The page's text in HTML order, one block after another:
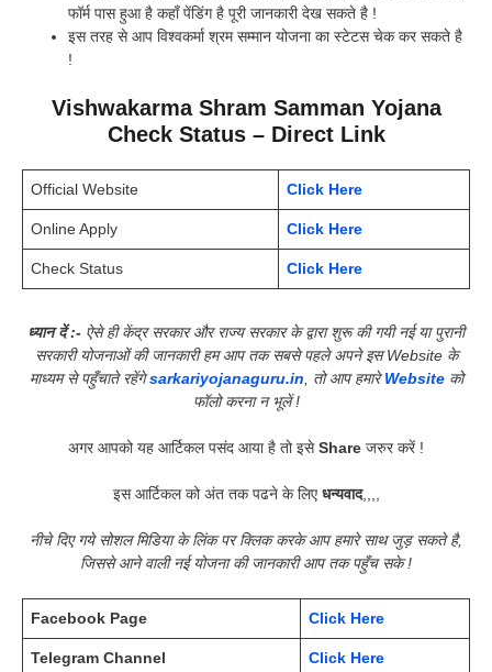
फॉर्म पास हुआ है कहाँ पेंडिंग है पूरी जानकारी देख सकते है !
इस तरह से आप विश्वकर्मा श्रम सम्मान योजना का स्टेटस चेक कर सकते है
!
Vishwakarma Shram Samman Yojana
Check Status – Direct Link
Official Website Click Here
Online Apply Click Here
Check Status Click Here
ध्यान दें :- ऐसे ही केंद्र सरकार और राज्य सरकार के द्वारा शुरू की गयी नई या पुरानी
सरकारी योजनाओं की जानकारी हम आप तक सबसे पहले अपने इस Website के
माध्यम से पहुँचाते रहेंगेsarkariyojanaguru.in , तो आप हमारेWebsiteको
फॉलो करना न भूलें !
अगर आपको यह आर्टिकल पसंद आया है तो इसेShare जरुर करें !
इस आर्टिकल को अंत तक पढने के लिएधन्यवाद,,,,
नीचे दिए गये सोशल मिडिया के लिंक पर क्लिक करके आप हमारे साथ जुड़ सकते है,
जिससे आने वाली नई योजना की जानकारी आप तक पहुँच सके !
Facebook Page Click Here
Telegram Channel Click Here